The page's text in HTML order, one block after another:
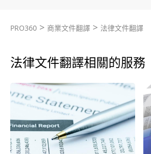
PRO360 > 商業文件翻譯 > 法律文件翻譯
法律文件翻譯相關的服務